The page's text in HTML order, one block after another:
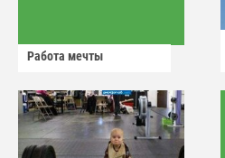
Работа мечты